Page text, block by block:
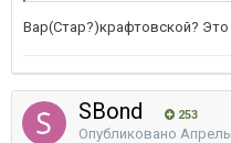
Вар(Стар?)крафтовской?
SBond 253
Опубликовано Апрель